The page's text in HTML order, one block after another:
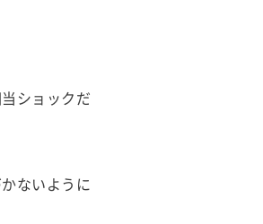
ショックだ
ないように